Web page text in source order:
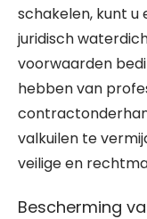
schakelen, kunt
juridisch
voorwaarden
hebben van
valkuilen te
veilige en
Bescherming